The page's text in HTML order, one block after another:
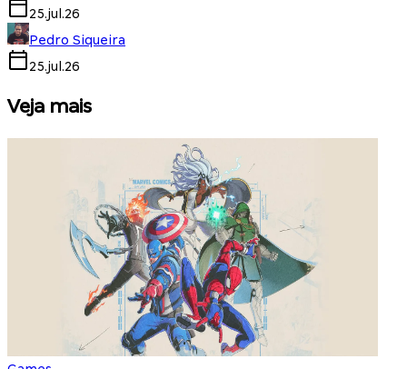
25.jul.26
Pedro Siqueira
25.jul.26
Veja mais